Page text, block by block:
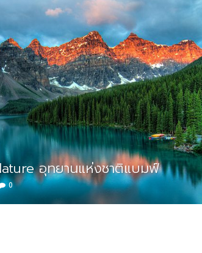
อุทยานแห่งชาติแบมฟ์